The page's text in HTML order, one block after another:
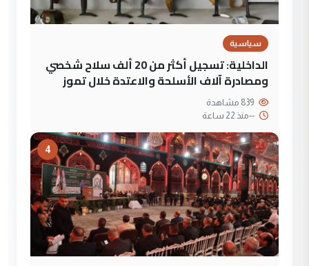
سياسية
الداخلية: تسجيل أكثر من 20 ألف سلاح شخصي
ومصادرة آلاف الأسلحة والاعتدة خلال تموز
--منذ 22 ساعة
4